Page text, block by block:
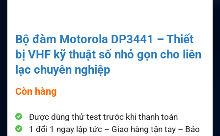
Bộ đàm Motorola DP3441 – Thiết
bị VHF kỹ thuật số nhỏ gọn cho liên
lạc chuyên nghiệp
Còn hàng
Được dùng thử test trước khi thanh toán
1 đổi 1 ngay lập tức – Giao hàng tận tay – Bảo